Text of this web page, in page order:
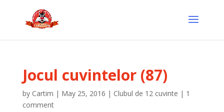
Jocul cuvintelor (87)
by Cartim | May 25, 2016 | Clubul de 12 cuvinte | 1
comment